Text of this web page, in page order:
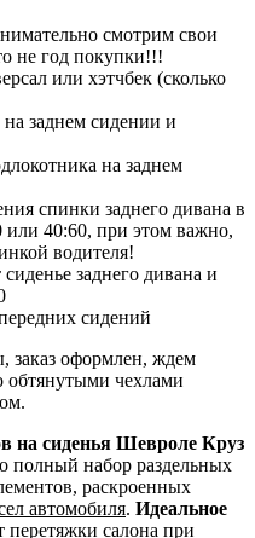
смотрим свои
не год покупки!!!
или хэтчбек (сколько
заднем сидении и
на заднем
спинки заднего дивана в
или 40:60, при этом важно,
водителя!
заднего дивана и
сидений
заказ оформлен, ждем
обтянутыми чехлами
на сиденья Шевроле Круз
полный набор раздельных
раскроенных
автомобиля. Идеальное
перетяжки салона при